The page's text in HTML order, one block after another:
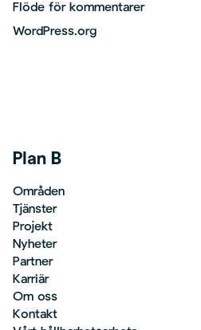
Flöde för kommentarer
WordPress.org
Plan B
Områden
Tjänster
Projekt
Nyheter
Partner
Karriär
Om oss
Kontakt